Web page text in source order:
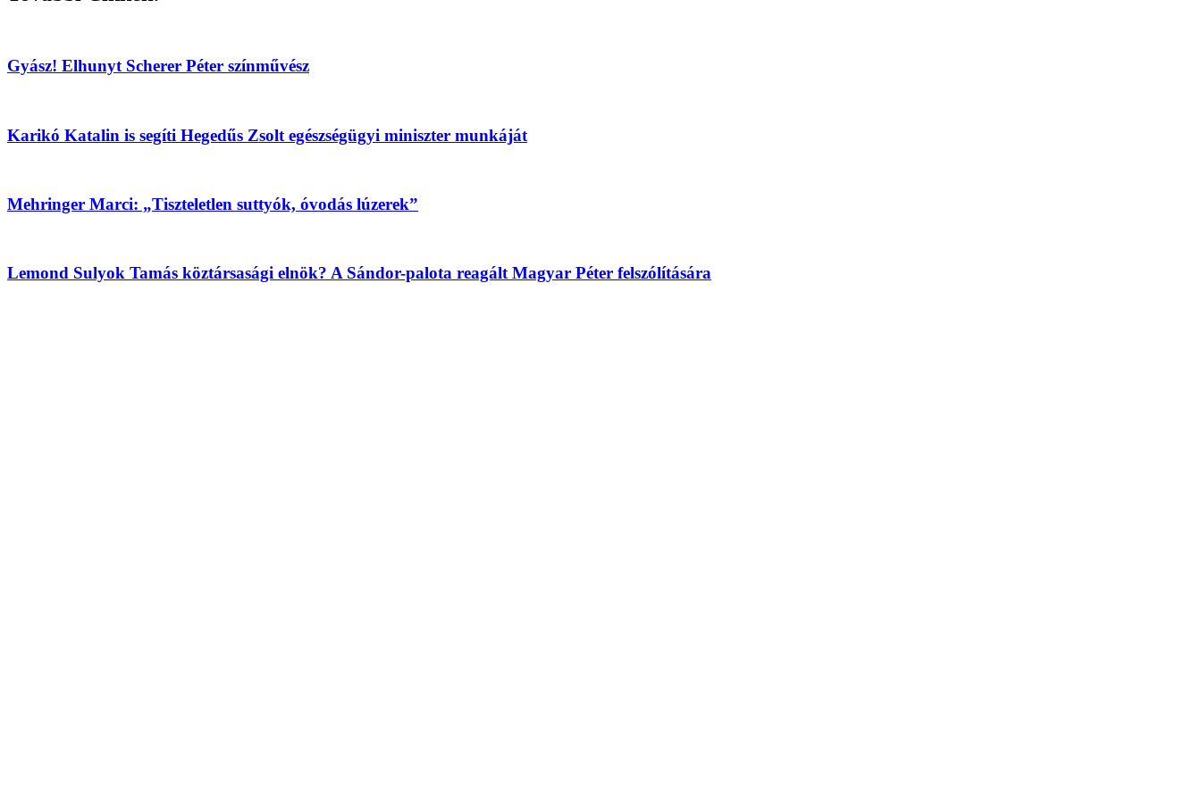
Gyász! Elhunyt Scherer Péter színművész
Karikó Katalin is segíti Hegedűs Zsolt egészségügyi miniszter munkáját
Mehringer Marci: „Tiszteletlen suttyók, óvodás lúzerek”
Lemond Sulyok Tamás köztársasági elnök? A Sándor-palota reagált Magyar Péter felszólítására